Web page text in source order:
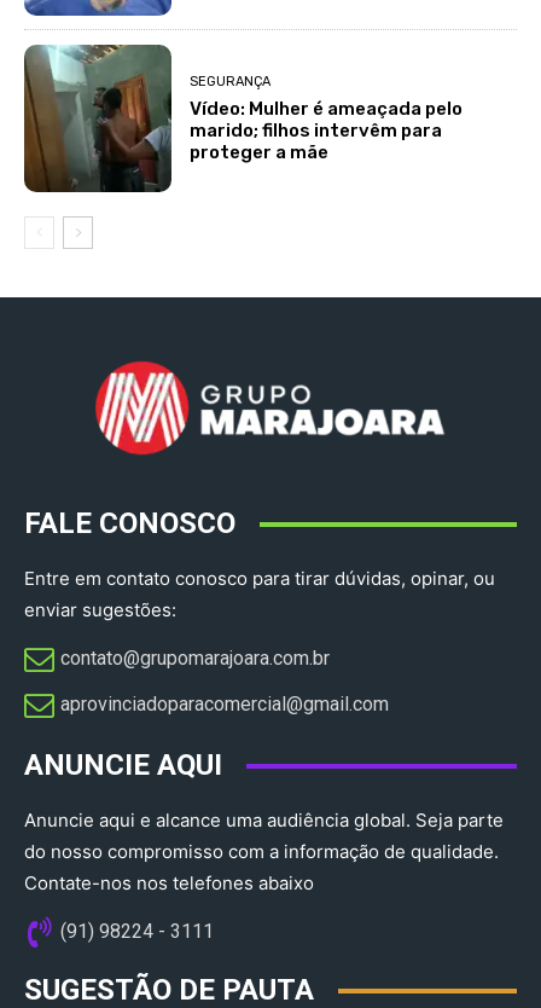
SEGURANÇA
Vídeo: Mulher é ameaçada pelo
marido; filhos intervêm para
proteger a mãe
FALE CONOSCO
Entre em contato conosco para tirar dúvidas, opinar, ou
enviar sugestões:
contato@grupomarajoara.com.br
aprovinciadoparacomercial@gmail.com​
ANUNCIE AQUI
Anuncie aqui e alcance uma audiência global. Seja parte
do nosso compromisso com a informação de qualidade.
Contate-nos nos telefones abaixo
(91) 98224 - 3111
SUGESTÃO DE PAUTA